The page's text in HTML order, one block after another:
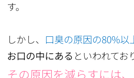
す。
しかし、 口臭の原因の80%以
お口の中にある といわれてお
その原因を減らすには、